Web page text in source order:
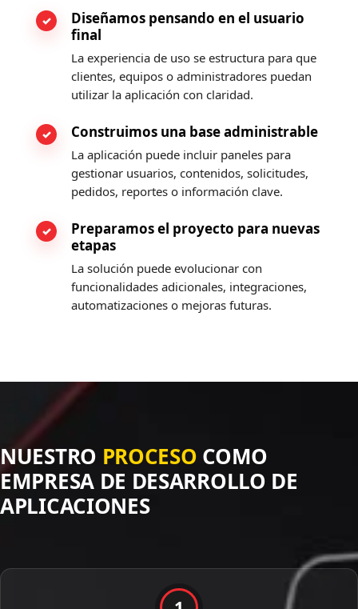
Diseñamos pensando en el usuario
final
La experiencia de uso se estructura para que
clientes, equipos o administradores puedan
utilizar la aplicación con claridad.
Construimos una base administrable
La aplicación puede incluir paneles para
gestionar usuarios, contenidos, solicitudes,
pedidos, reportes o información clave.
Preparamos el proyecto para nuevas
etapas
La solución puede evolucionar con
funcionalidades adicionales, integraciones,
automatizaciones o mejoras futuras.
NUESTRO PROCESO COMO
EMPRESA DE DESARROLLO DE
APLICACIONES